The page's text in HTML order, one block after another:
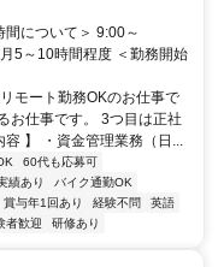
について＞ 9:00～
5～10時間程度 ＜勤務開始
モート勤務OKのお仕事で
お仕事です。 3つ目は正社
】 ・資金管理業務（日...
60代も応募可
績あり
バイク通勤OK
賞与年1回あり 経験不問
英語
者歓迎 研修あり